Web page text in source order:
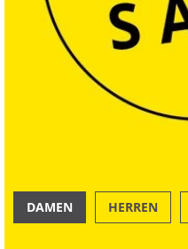
DAMEN HERREN